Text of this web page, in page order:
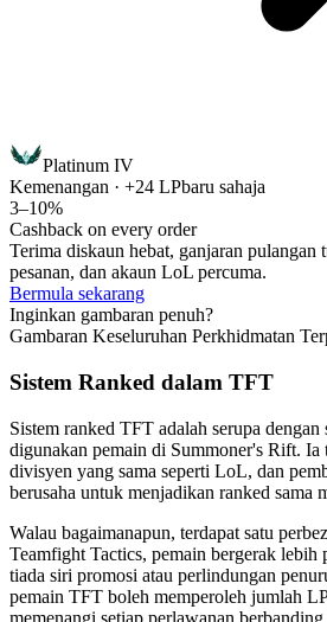
Platinum IV
Kemenangan · +24 LPbaru sahaja
3–10%
Cashback on every order
Terima diskaun hebat, ganjaran pulangan
pesanan, dan akaun LoL percuma.
Bermula sekarang
Inginkan gambaran penuh?
Gambaran Keseluruhan Perkhidmatan
Sistem Ranked dalam TFT
Sistem ranked TFT adalah serupa dengan
digunakan pemain di Summoner's Rift. Ia
divisyen yang sama seperti LoL, dan
berusaha untuk menjadikan ranked sama
Walau bagaimanapun, terdapat satu
Teamfight Tactics, pemain bergerak lebih
tiada siri promosi atau perlindungan
pemain TFT boleh memperoleh jumlah
memenangi setiap perlawanan